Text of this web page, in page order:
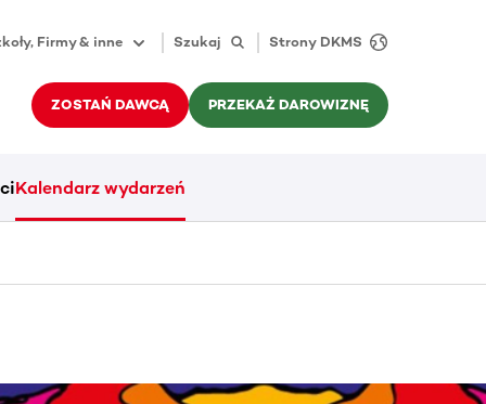
Firmy & inne Szukaj Strony DKMS
ZOSTAŃ DAWCĄ PRZEKAŻ DAROWIZNĘ
Kalendarz wydarzeń